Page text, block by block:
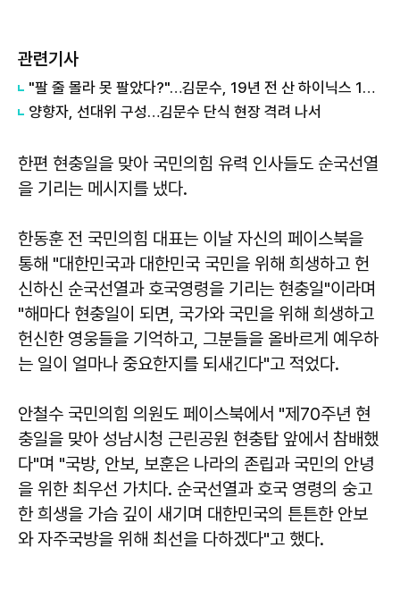
관련기사
"팔 줄 몰라 못 팔았다?"…김문수, 19년 전 산 하이닉스 100배 수익설
양향자, 선대위 구성…김문수 단식 현장 격려 나서
한편 현충일을 맞아 국민의힘 유력 인사들도 순국선열
을 기리는 메시지를 냈다.
한동훈 전 국민의힘 대표는 이날 자신의 페이스북을
통해 "대한민국과 대한민국 국민을 위해 희생하고 헌
신하신 순국선열과 호국영령을 기리는 현충일"이라며
"해마다 현충일이 되면, 국가와 국민을 위해 희생하고
헌신한 영웅들을 기억하고, 그분들을 올바르게 예우하
는 일이 얼마나 중요한지를 되새긴다"고 적었다.
안철수 국민의힘 의원도 페이스북에서 "제70주년 현
충일을 맞아 성남시청 근린공원 현충탑 앞에서 참배했
다"며 "국방, 안보, 보훈은 나라의 존립과 국민의 안녕
을 위한 최우선 가치다. 순국선열과 호국 영령의 숭고
한 희생을 가슴 깊이 새기며 대한민국의 튼튼한 안보
와 자주국방을 위해 최선을 다하겠다"고 했다.